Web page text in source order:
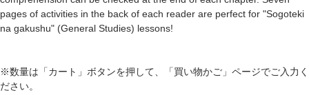
pages of activities in the back of each reader are perfect for "Sogoteki
na gakushu" (General Studies) lessons!
※数量は「カート」ボタンを押して、「買い物かご」ページでご入力く
ださい。